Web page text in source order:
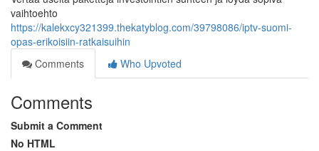
vaihtoehto
https://kalekxcy321399.thekatyblog.com/39798086/iptv-suomi-
opas-erikoisiin-ratkaisuihin
Comments
Who Upvoted
Comments
Submit a Comment
No HTML